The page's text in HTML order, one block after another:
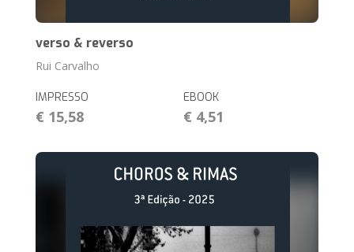
verso & reverso
Rui Carvalho
IMPRESSO
€ 15,58
EBOOK
€ 4,51